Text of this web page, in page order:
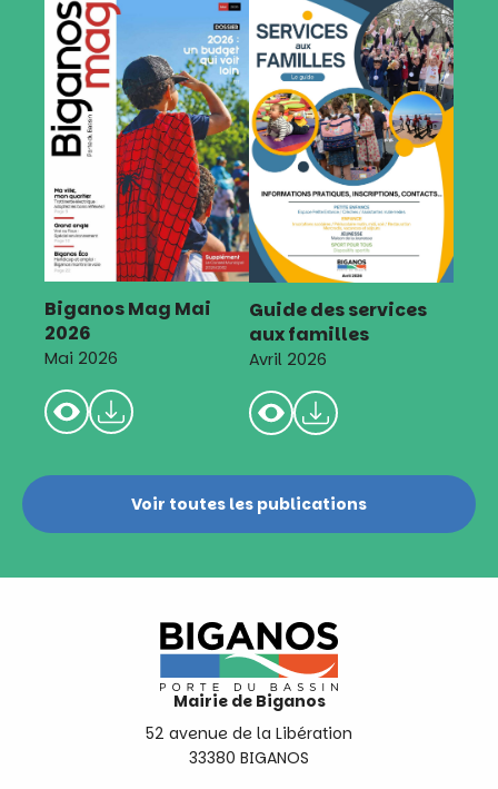
Biganos Mag Mai
2026
Mai 2026
Guide des services
aux familles
Avril 2026
Voir toutes les publications
Mairie de Biganos
52 avenue de la Libération
33380 BIGANOS